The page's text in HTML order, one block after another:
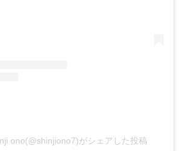
ono(@shinjiono7)がシェアした投稿